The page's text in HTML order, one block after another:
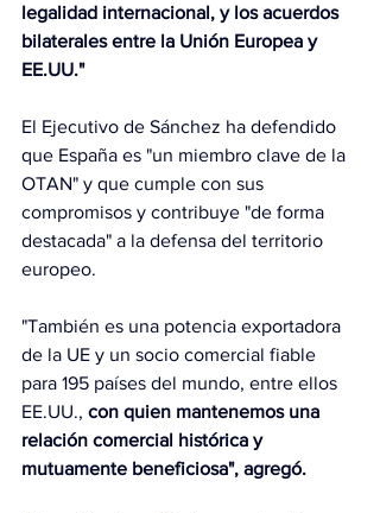
legalidad internacional, y los acuerdos
bilaterales entre la Unión Europea y
EE.UU."
El Ejecutivo de Sánchez ha defendido
que España es "un miembro clave de la
OTAN" y que cumple con sus
compromisos y contribuye "de forma
destacada" a la defensa del territorio
europeo.
"También es una potencia exportadora
de la UE y un socio comercial fiable
para 195 países del mundo, entre ellos
EE.UU., con quien mantenemos una
relación comercial histórica y
mutuamente beneficiosa", agregó.